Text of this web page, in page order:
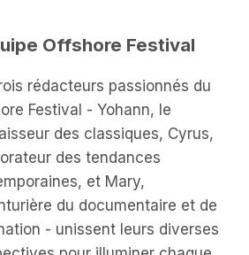
Offshore Festival
rédacteurs passionnés du
Festival - Yohann, le
des classiques, Cyrus,
des tendances
et Mary,
du documentaire et de
- unissent leurs diverses